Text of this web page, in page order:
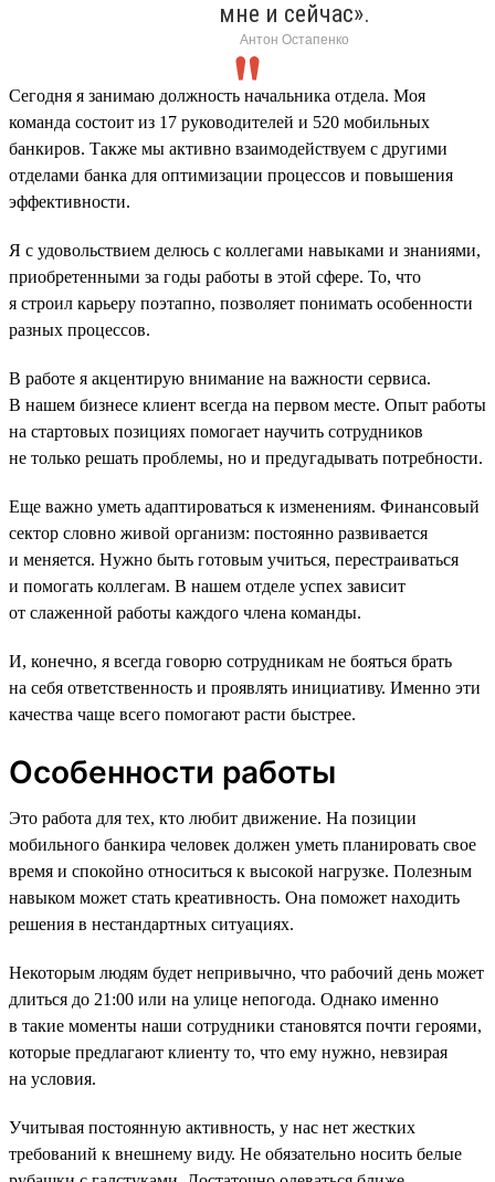
мне и сейчас».
Антон Остапенко
Сегодня я занимаю должность начальника отдела. Моя
команда состоит из 17 руководителей и 520 мобильных
банкиров. Также мы активно взаимодействуем с другими
отделами банка для оптимизации процессов и повышения
эффективности.
Я с удовольствием делюсь с коллегами навыками и знаниями,
приобретенными за годы работы в этой сфере. То, что
я строил карьеру поэтапно, позволяет понимать особенности
разных процессов.
В работе я акцентирую внимание на важности сервиса.
В нашем бизнесе клиент всегда на первом месте. Опыт работы
на стартовых позициях помогает научить сотрудников
не только решать проблемы, но и предугадывать потребности.
Еще важно уметь адаптироваться к изменениям. Финансовый
сектор словно живой организм: постоянно развивается
и меняется. Нужно быть готовым учиться, перестраиваться
и помогать коллегам. В нашем отделе успех зависит
от слаженной работы каждого члена команды.
И, конечно, я всегда говорю сотрудникам не бояться брать
на себя ответственность и проявлять инициативу. Именно эти
качества чаще всего помогают расти быстрее.
Особенности работы
Это работа для тех, кто любит движение. На позиции
мобильного банкира человек должен уметь планировать свое
время и спокойно относиться к высокой нагрузке. Полезным
навыком может стать креативность. Она поможет находить
решения в нестандартных ситуациях.
Некоторым людям будет непривычно, что рабочий день может
длиться до 21:00 или на улице непогода. Однако именно
в такие моменты наши сотрудники становятся почти героями,
которые предлагают клиенту то, что ему нужно, невзирая
на условия.
Учитывая постоянную активность, у нас нет жестких
требований к внешнему виду. Не обязательно носить белые